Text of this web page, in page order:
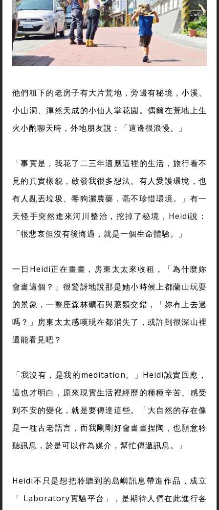
他們租下的老房子有大片荒地，旁邊有秘境，小溪、
小山洞、渾然天成的小仙人掌花園。偶爾在荒地上生
火小酌聊天時，外地朋友說：「這邊很浪慢。」
「事實是，我花了二三年適應這裡的生活，旅行看不
見的真實樣貌，啟發我很多想法。有人愛護環境，也
有人亂丟垃圾、毒狗灑農藥，毫不珍惜環境。」有一
天怪手突然進來河川整治，挖掉了秘境，Heidi說：
「很悲哀但沒有後悔過，就是一個生命體驗。」
一日Heidi正在畫畫，房東太太來收租，「為什麼妳
會畫這個？」很驚訝地說那是她小時候上都蘭山玩耍
的景象，一整座森林礦石與蕨類交錯，「妳有上去過
嗎？」房東太太感嘆現在都消失了，或許到很深山裡
還能看見吧？
「我沒有，是我的meditation。」Heidi誠實回應，
這也才明白，原來現實生活裡經歷的種種辛苦、感受
到不安的變化，就是要傳達這些。「大自然的存在像
是一種古老語言，而我剛剛好會畫畫捏陶，也願意聆
聽訊息，於是可以作為媒介，幫忙傳遞訊息。」
Heidi不只是想把聆聽到的島嶼訊息帶進作品，成立
「 Laboratory實驗平台」，是期待人們在此進行各